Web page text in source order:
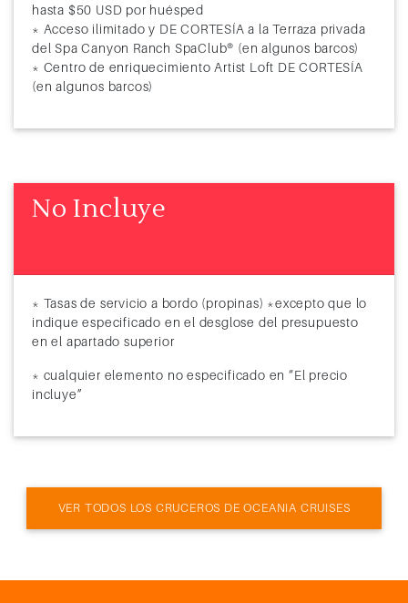
hasta $50 USD por huésped
* Acceso ilimitado y DE CORTESÍA a la Terraza privada
del Spa Canyon Ranch SpaClub® (en algunos barcos)
* Centro de enriquecimiento Artist Loft DE CORTESÍA
(en algunos barcos)
No Incluye
* Tasas de servicio a bordo (propinas) *excepto que lo
indique especificado en el desglose del presupuesto
en el apartado superior
* cualquier elemento no especificado en “El precio
incluye”
VER TODOS LOS CRUCEROS DE OCEANIA CRUISES